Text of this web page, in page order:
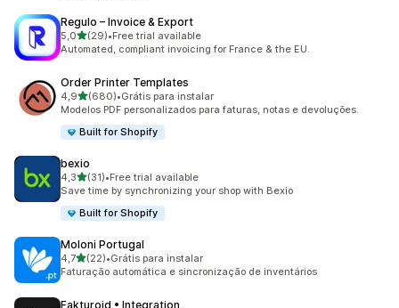
Regulo – Invoice & Export
5,0de 5 estrelas
(29)
29 avaliações ao todo
•Free trial available
Automated, compliant invoicing for France & the EU.
Order Printer Templates
4,9de 5 estrelas
(680)
680 avaliações ao todo
•Grátis para instalar
Modelos PDF personalizados para faturas, notas e devoluções.
Built for Shopify
bexio
4,3de 5 estrelas
(31)
31 avaliações ao todo
•Free trial available
Save time by synchronizing your shop with Bexio
Built for Shopify
Moloni Portugal
4,7de 5 estrelas
(22)
22 avaliações ao todo
•Grátis para instalar
Faturação automática e sincronização de inventários
Fakturoid • Integration